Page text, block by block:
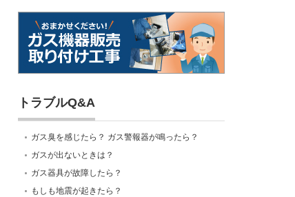
トラブルQ&A
ガス臭を感じたら？ ガス警報器が鳴ったら？
ガスが出ないときは？
ガス器具が故障したら？
もしも地震が起きたら？